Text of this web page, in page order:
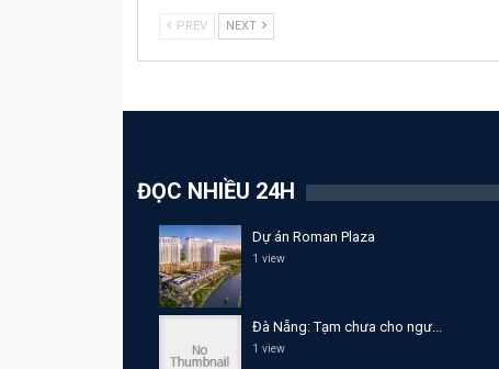
PREV NEXT
ĐỌC NHIỀU 24H
Dự án Roman Plaza
1 view
Đà Nẵng: Tạm chưa cho ngư...
1 view